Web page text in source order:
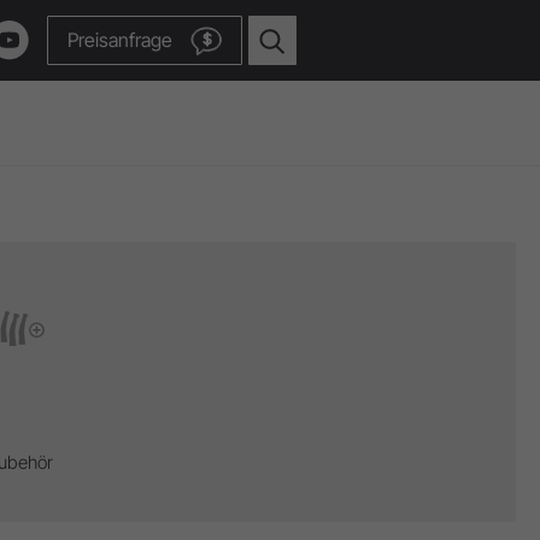
Preisanfrage $
Zum Video Channel